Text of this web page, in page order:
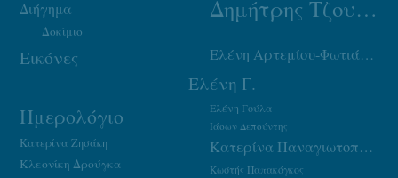
Δημήτρης Τζουμάκας
Διήγημα
Δοκίμιο
Εικόνες Ελένη Αρτεμίου-Φωτιάδου
Ελένη Γ.
Ελένη Γούλα
Ημερολόγιο Ιάσων Δεπούντης
Κατερίνα Ζησάκη Κατερίνα Παναγιωτοπούλου
Κλεονίκη Δρούγκα Κωστής Παπακόγκος